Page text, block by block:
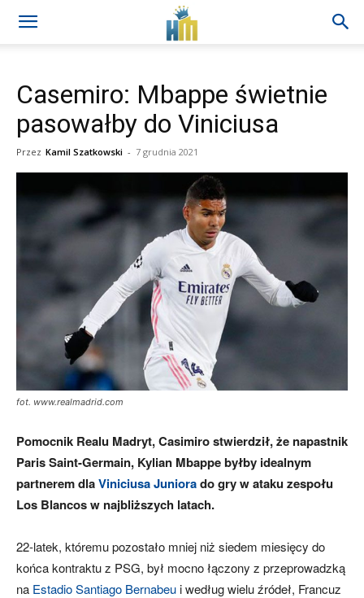
Casemiro: Mbappe świetnie
pasowałby do Viniciusa
Przez Kamil Szatkowski - 7 grudnia 2021
fot. www.realmadrid.com
Pomocnik Realu Madryt, Casimiro stwierdził, że napastnik
Paris Saint-Germain, Kylian Mbappe byłby idealnym
partnerem dlaViniciusa Juniorado gry w ataku zespołu
Los Blancos w najbliższych latach.
22-latek, któremu pozostało mniej niż siedem miesięcy do
końca kontraktu z PSG, był mocno łączony z przeprowadzką
na Estadio Santiago Bernabeui według wielu źródeł, Francuz